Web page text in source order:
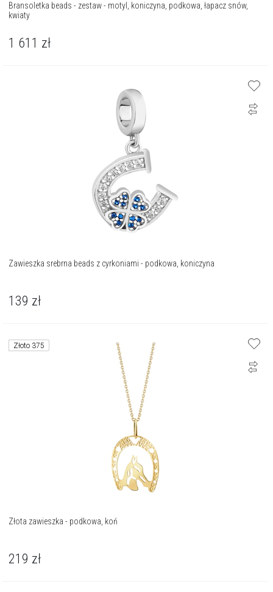
Bransoletka beads - zestaw - motyl, koniczyna, podkowa, łapacz snów,
kwiaty
1 611 zł
Zawieszka srebrna beads z cyrkoniami - podkowa, koniczyna
139 zł
Złoto 375
Złota zawieszka - podkowa, koń
219 zł